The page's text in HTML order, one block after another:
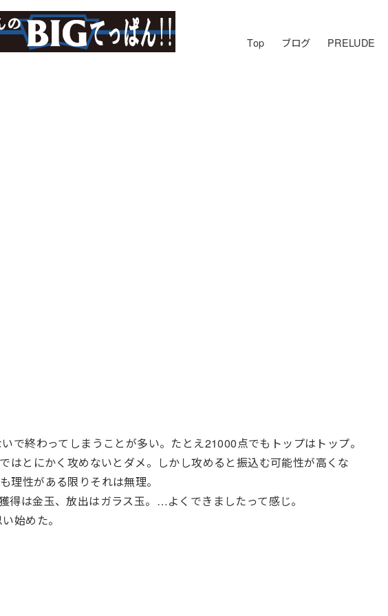
Top ブログ PRELUDE
で終わってしまうことが多い。たとえ21000点でもトップはトップ。
はとにかく攻めないとダメ。しかし攻めると振込む可能性が高くな
性がある限りそれは無理。
得は金玉、放出はガラス玉。…よくできましたって感じ。
始めた。